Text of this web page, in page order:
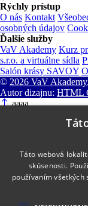
Rýchly prístup
O nás Kontakt
osobných údajov
Ďalšie služby
VaV Akademy Kurz
s.r.o. a virtuálne sídla
Salón krásy SAVOY
© 2026 VaV Akademy
Autor dizajnu: HTML
aaaa
Táto webová
skúsenosti.
používaním všetkých